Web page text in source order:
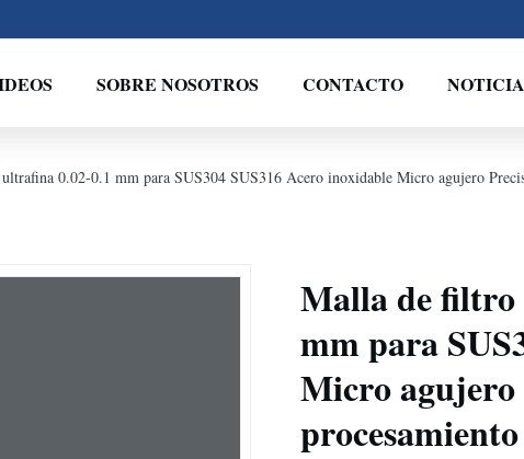
SOBRE NOSOTROS CONTACTO
0.02-0.1 mm para SUS304 SUS316 Acero inoxidable Micro agujero
Malla de filtro
mm para
Micro agujero